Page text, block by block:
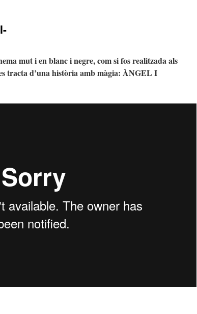
mut i en blanc i negre, com si fos realitzada als
tracta d’una història amb màgia: ÀNGEL I